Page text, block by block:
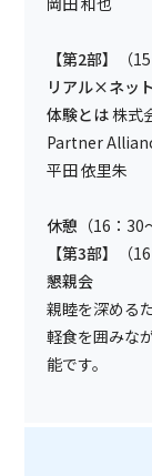
【第2部】
（
リアル×ネッ
体験とは株式
Partner
平田 依里朱
休憩 （16：30
【第3部】
（
懇親会
親睦を深める
軽食を囲みな
能です。